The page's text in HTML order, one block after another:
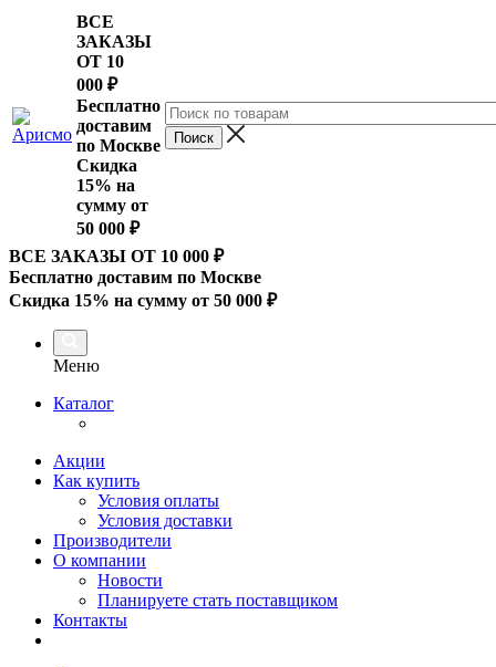
ВСЕ
ЗАКАЗЫ
ОТ 10
000 ₽
Бесплатно
доставим
по Москве
Скидка
15% на
сумму от
50 000 ₽
ВСЕ ЗАКАЗЫ ОТ 10 000 ₽
Бесплатно доставим по Москве
Скидка 15% на сумму от 50 000 ₽
Меню
Каталог
Акции
Как купить
Условия оплаты
Условия доставки
Производители
О компании
Новости
Планируете стать поставщиком
Контакты